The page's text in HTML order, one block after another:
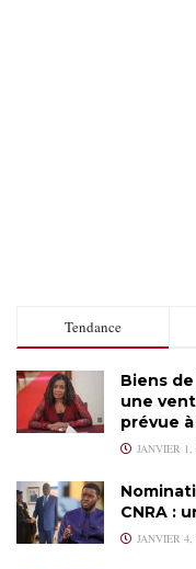
Tendance
Biens
une
prévue
JANVIER 1,
CNRA :
JANVIER 4,